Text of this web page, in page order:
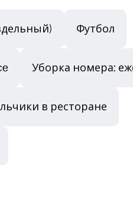
Футбол
Уборка номера:
в ресторане